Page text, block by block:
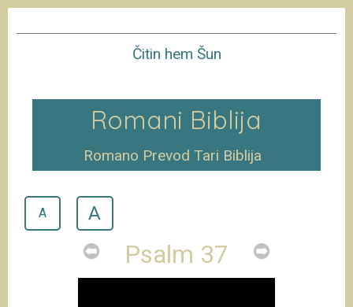
Čitin hem Šun
Romani Biblija
Romano Prevod Tari Biblija
A A
Psalm 37